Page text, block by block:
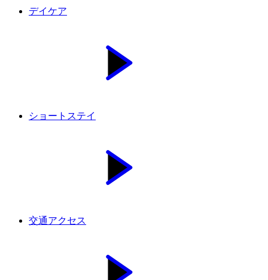
デイケア
ショートステイ
交通アクセス